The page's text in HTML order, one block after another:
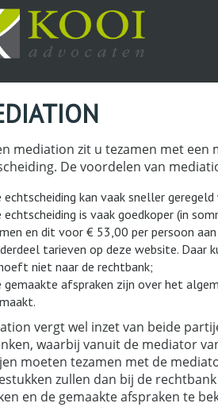
mediation zit u tezamen met
De voordelen van
echtscheiding kan vaak sneller geregeld
echtscheiding is vaak goedkoper (in
en dit voor € 53,00 per persoon
tarieven op deze website. Daar
niet naar de rechtbank;
gemaakte afspraken zijn over het
vergt wel inzet van beide
waarbij vanuit de mediator
moeten tezamen met de
zullen dan bij de
en de gemaakte afspraken te